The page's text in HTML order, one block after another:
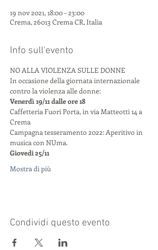
19 nov 2021, 18:00 – 23:00
Crema, 26013 Crema CR, Italia
Info sull'evento
NO ALLA VIOLENZA SULLE DONNE
In occasione della giornata internazionale
contro la violenza alle donne:
Venerdì 19/11 dalle ore 18
Caffetteria Fuori Porta, in via Matteotti 14 a
Crema
Campagna tesseramento 2022: Aperitivo in
musica con NUma.
Giovedi 25/11
Mostra di più
Condividi questo evento